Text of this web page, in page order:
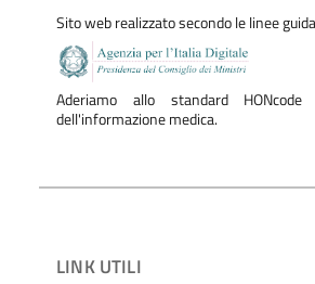
Sito web realizzato secondo le linee
Aderiamo allo standard
dell'informazione medica.
LINK UTILI